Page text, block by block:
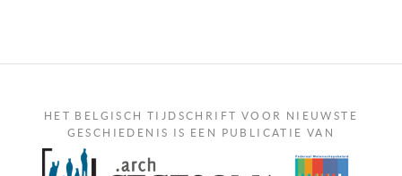
HET BELGISCH TIJDSCHRIFT VOOR NIEUWSTE
GESCHIEDENIS IS EEN PUBLICATIE VAN